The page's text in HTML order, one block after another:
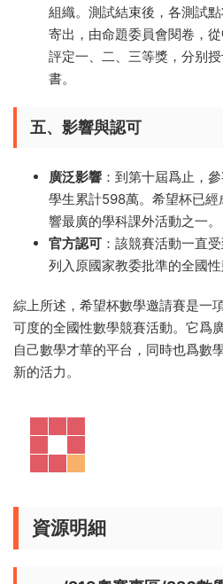
組織。測試結束後，各測試
寄出，由命題委員會閱卷，
評定一、二、三等獎，分别
書。
五、影響與認可
廣泛影響 ：到第十屆爲止，
學生累計598萬。希望杯已
響最廣的學科課外活動之一。
官方認可 ：該競賽活動一直
列入原國家教委批準的全國性
綜上所述，希望杯數學邀請賽是一
可度的全國性數學競賽活動。它爲
自己數學才華的平台，同時也爲數
新的活力。
資源明細